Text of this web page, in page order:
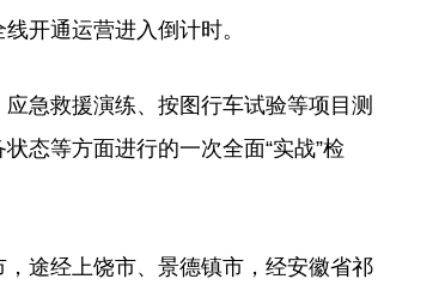
开通运营进入倒计时。
急救援演练、按图行车试验等项目测
态等方面进行的一次全面“实战”检
途经上饶市、景德镇市，经安徽省祁